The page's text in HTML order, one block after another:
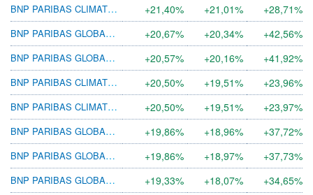
BNP PARIBAS CLIMATE CHANGE PRIVL C
+21,40% +21,01%
+28,71%
BNP PARIBAS GLOBAL ENVIR I C
+20,67% +20,34%
+42,56%
BNP PARIBAS GLOBAL ENVIR PRIVL C
+20,57% +20,16%
+41,92%
BNP PARIBAS CLIMATE CHANGE CL DIS
+20,50% +19,51%
+23,96%
BNP PARIBAS CLIMATE CHANGE CL C
+20,50% +19,51%
+23,97%
BNP PARIBAS GLOBAL ENVIR CL D
+19,86% +18,96%
+37,72%
BNP PARIBAS GLOBAL ENVIR CL C
+19,86% +18,97%
+37,73%
BNP PARIBAS GLOBAL ENVIR N C
+19,33% +18,07%
+34,65%